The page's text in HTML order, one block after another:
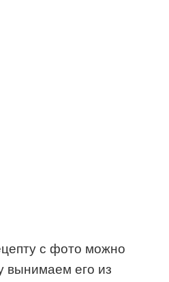
с фото можно
вынимаем его из